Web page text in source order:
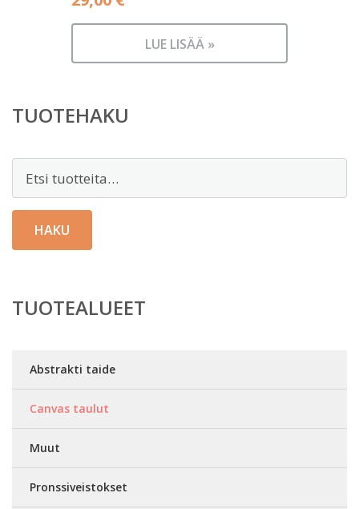
LUE LISÄÄ »
TUOTEHAKU
Etsi:
HAKU
TUOTEALUEET
Abstrakti taide
Canvas taulut
Muut
Pronssiveistokset